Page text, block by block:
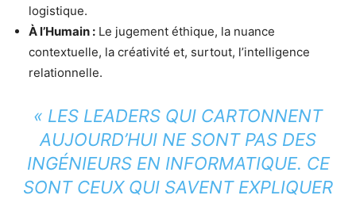
logistique.
À l’Humain : Le jugement éthique, la nuance
contextuelle, la créativité et, surtout, l’intelligence
relationnelle.
« LES LEADERS QUI CARTONNENT
AUJOURD’HUI NE SONT PAS DES
INGÉNIEURS EN INFORMATIQUE. CE
SONT CEUX QUI SAVENT EXPLIQUER